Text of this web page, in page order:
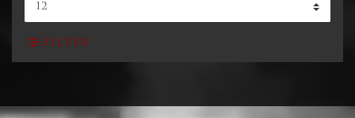
Filter